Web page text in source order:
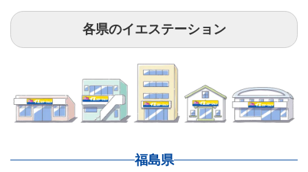
保護方針を適用いたします。
2．個人情報の収集・利用・提供
当社は、皆様の個人情報に関して、ご本人の同意なく
無断で収集・利用することはありません。 同意いた
社が定めた利用目的の達成に必要な範囲内でのみ使用
各県のイエステーション
福島県